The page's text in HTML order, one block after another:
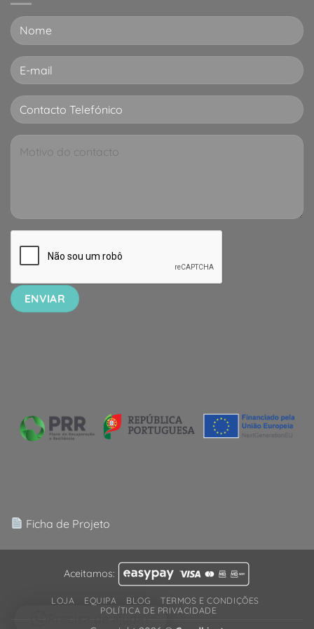
Ficha de Projeto
Aceitamos:
LOJA EQUIPA BLOG
TERMOS E CONDIÇÕES
POLÍTICA DE PRIVACIDADE